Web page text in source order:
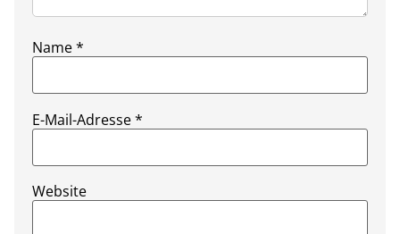
Name*
E-Mail-Adresse*
Website